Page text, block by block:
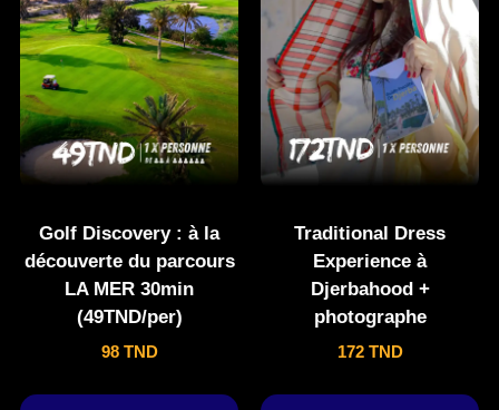
Golf Discovery : à la
découverte du parcours
LA MER 30min
(49TND/per)
98 TND
Traditional Dress
Experience à
Djerbahood +
photographe
172 TND